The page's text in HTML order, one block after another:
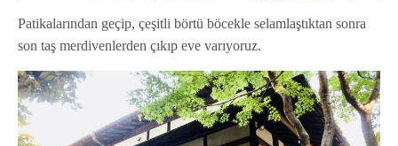
Patikalarından geçip, çeşitli börtü böcekle selamlaştıktan sonra
son taş merdivenlerden çıkıp eve varıyoruz.